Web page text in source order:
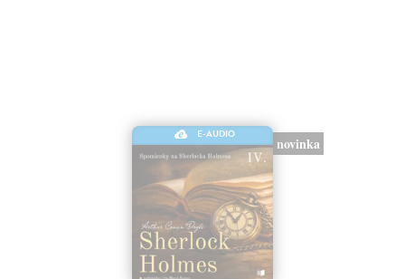
E-AUDIO
novinka